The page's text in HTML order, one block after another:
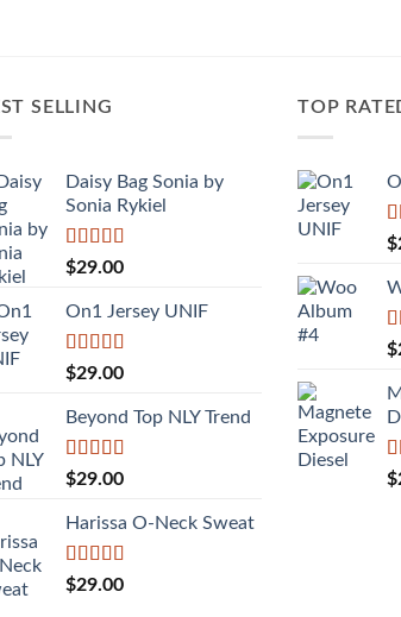
SELLING
Daisy Bag Sonia by
Sonia Rykiel
Được
hạng
3.505
sao
$29.00
On1 Jersey UNIF
Được xếp
sao
$29.00
Beyond Top NLY Trend
Được
hạng
3.505
sao
$29.00
Harissa O-Neck Sweat
Được xếp
$29.00
TOP
$
$
$